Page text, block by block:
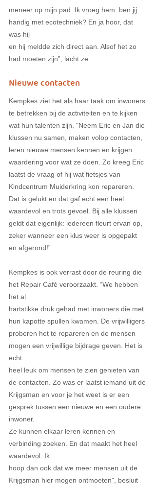
meneer op mijn pad. Ik vroeg hem: ben jij
handig met ecotechniek? En ja hoor, dat
was hij
en hij meldde zich direct aan. Alsof het zo
had moeten zijn”, lacht ze.
Nieuwe contacten
Kempkes ziet het als haar taak om inwoners
te betrekken bij de activiteiten en te kijken
wat hun talenten zijn. "Neem Eric en Jan die
klussen nu samen, maken volop contacten,
leren nieuwe mensen kennen en krijgen
waardering voor wat ze doen. Zo kreeg Eric
laatst de vraag of hij wat fietsjes van
Kindcentrum Muiderkring kon repareren.
Dat is gelukt en dat gaf echt een heel
waardevol en trots gevoel. Bij alle klussen
geldt dat eigenlijk: iedereen fleurt ervan op,
zeker wanneer een klus weer is opgepakt
en afgerond!”
Kempkes is ook verrast door de reuring die
het Repair Café veroorzaakt. “We hebben
het al
hartstikke druk gehad met inwoners die met
hun kapotte spullen kwamen. De vrijwilligers
proberen het te repareren en de mensen
mogen een vrijwillige bijdrage geven. Het is
echt
heel leuk om mensen te zien genieten van
de contacten. Zo was er laatst iemand uit de
Krijgsman en voor je het weet is er een
gesprek tussen een nieuwe en een oudere
inwoner.
Ze kunnen elkaar leren kennen en
verbinding zoeken. En dat maakt het heel
waardevol. Ik
hoop dan ook dat we meer mensen uit de
Krijgsman hier mogen ontmoeten", besluit